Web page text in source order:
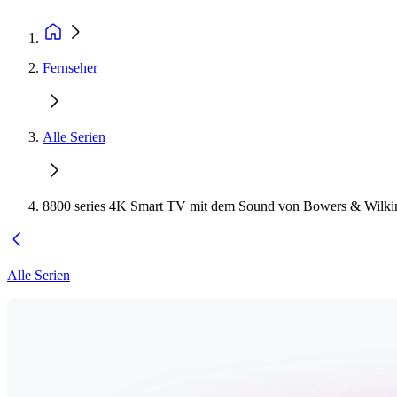
Fernseher
Alle Serien
8800 series 4K Smart TV mit dem Sound von Bowers &
Alle Serien